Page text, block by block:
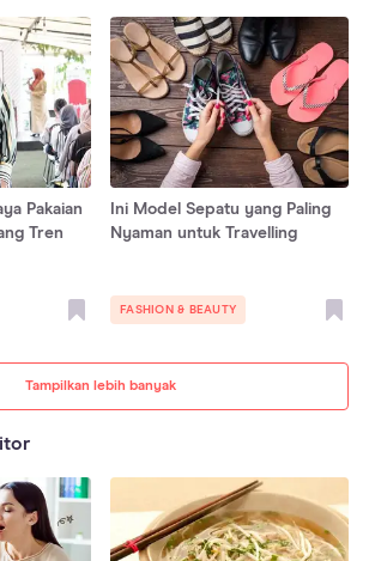
Tampilkan lebih banyak
Pakaian
Tren
Ini Model Sepatu yang Paling
Nyaman untuk Travelling
FASHION & BEAUTY